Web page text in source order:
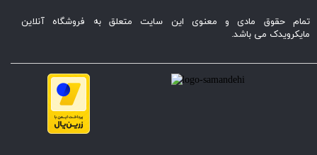
تمام حقوق مادی و معنوی این سایت متعلق به فروشگاه آنلاین
مایکرویدک می باشد.